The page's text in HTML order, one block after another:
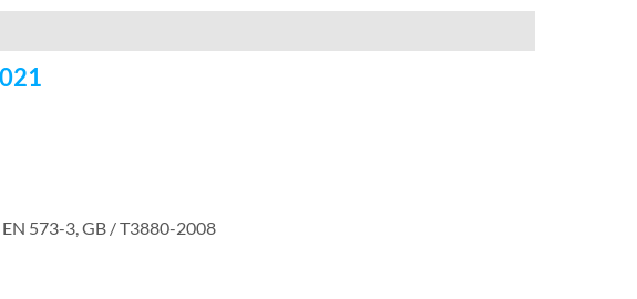
573-3, GB / T3880-2008